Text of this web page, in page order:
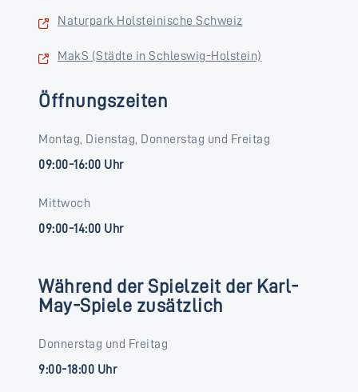
Naturpark Holsteinische Schweiz
MakS (Städte in Schleswig-Holstein)
Öffnungszeiten
Montag, Dienstag, Donnerstag und Freitag
09:00-16:00 Uhr
Mittwoch
09:00-14:00 Uhr
Während der Spielzeit der Karl-
May-Spiele zusätzlich
Donnerstag und Freitag
9:00-18:00 Uhr